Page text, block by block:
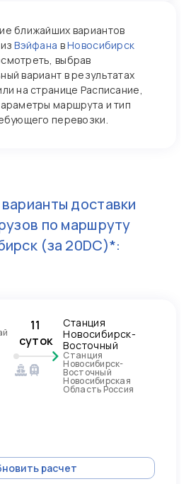
ближайших вариантов
изВэйфана вНовосибирск
выбрав
вариант в результатах
на странице Расписание,
маршрута и тип
перевозки.
доставки
по маршруту
(за 20DC)*:
11
суток
Станция
Новосибирск-
Восточный
Станция
Новосибирск-
Восточный
Новосибирская
Область Россия
расчет